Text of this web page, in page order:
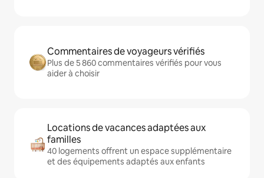
Commentaires de voyageurs vérifiés
Plus de 5 860 commentaires vérifiés pour vous
aider à choisir
Locations de vacances adaptées aux
familles
40 logements offrent un espace supplémentaire
et des équipements adaptés aux enfants